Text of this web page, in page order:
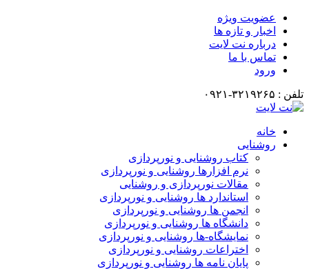
عضویت ویژه
اخبار و تازه ها
درباره نت لایت
تماس با ما
ورود
تلفن : ۳۲۱۹۲۶۵-۰۹۲۱
خانه
روشنایی
کتاب روشنایی و نورپردازی
نرم افزارها روشنایی و نورپردازی
مقالات نورپردازی و روشنایی
استاندارد ها روشنایی و نورپردازی
انجمن ها روشنایی و نورپردازی
دانشگاه ها روشنایی و نورپردازی
نمایشگاه-ها روشنایی و نورپردازی
اختراعات روشنایی و نورپردازی
پایان نامه ها روشنایی و نورپردازی